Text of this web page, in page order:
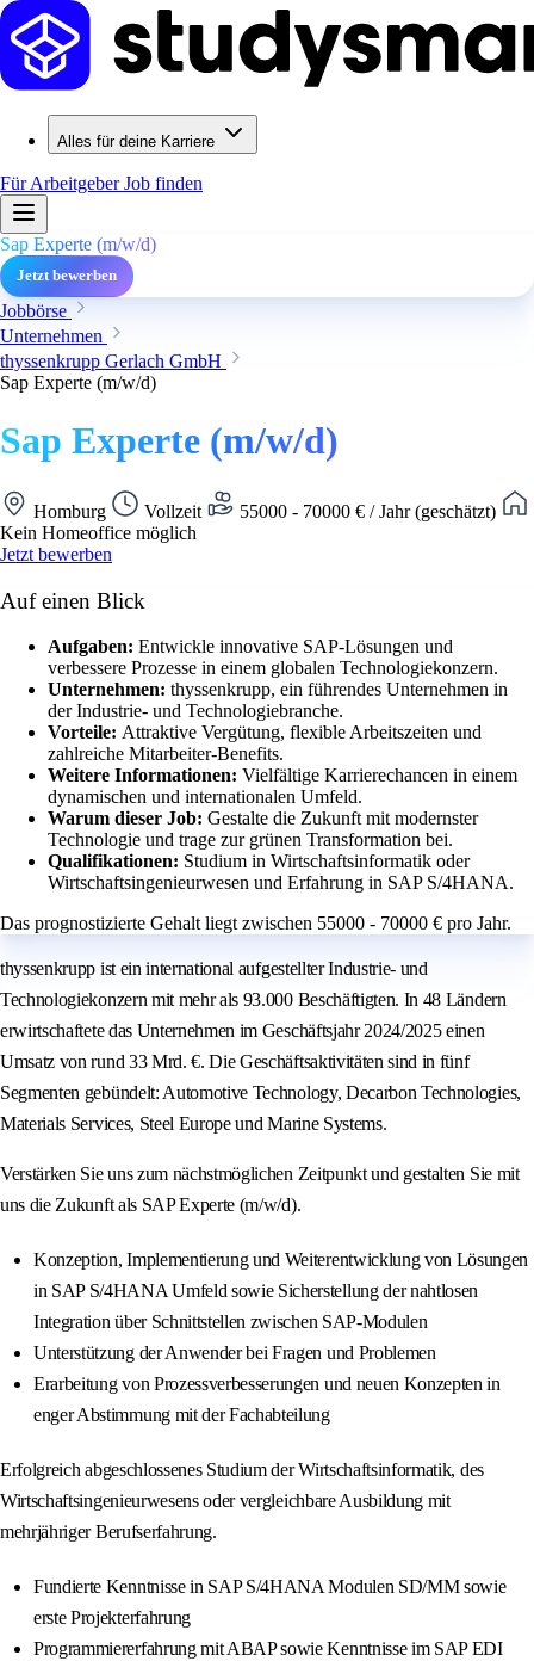
Alles für deine Karriere
Für ArbeitgeberJob finden
Sap Experte (m/w/d)
Jetzt bewerben
Jobbörse
Unternehmen
thyssenkrupp Gerlach GmbH
Sap Experte (m/w/d)
Sap Experte (m/w/d)
Homburg Vollzeit
55000 - 70000 € / Jahr (geschätzt)
Kein Homeoffice möglich
Jetzt bewerben
Auf einen Blick
Aufgaben: Entwickle innovative SAP-Lösungen und
verbessere Prozesse in einem globalen Technologiekonzern.
Unternehmen: thyssenkrupp, ein führendes Unternehmen in
der Industrie- und Technologiebranche.
Vorteile: Attraktive Vergütung, flexible Arbeitszeiten und
zahlreiche Mitarbeiter-Benefits.
Weitere Informationen: Vielfältige Karrierechancen in einem
dynamischen und internationalen Umfeld.
Warum dieser Job: Gestalte die Zukunft mit modernster
Technologie und trage zur grünen Transformation bei.
Qualifikationen: Studium in Wirtschaftsinformatik oder
Wirtschaftsingenieurwesen und Erfahrung in SAP S/4HANA.
Das prognostizierte Gehalt liegt zwischen 55000 - 70000 € pro Jahr.
thyssenkrupp ist ein international aufgestellter Industrie- und
Technologiekonzern mit mehr als 93.000 Beschäftigten. In 48 Ländern
erwirtschaftete das Unternehmen im Geschäftsjahr 2024/2025 einen
Umsatz von rund 33 Mrd. €. Die Geschäftsaktivitäten sind in fünf
Segmenten gebündelt: Automotive Technology, Decarbon Technologies,
Materials Services, Steel Europe und Marine Systems.
Verstärken Sie uns zum nächstmöglichen Zeitpunkt und gestalten Sie mit
uns die Zukunft als SAP Experte (m/w/d).
Konzeption, Implementierung und Weiterentwicklung von Lösungen
in SAP S/4HANA Umfeld sowie Sicherstellung der nahtlosen
Integration über Schnittstellen zwischen SAP-Modulen
Unterstützung der Anwender bei Fragen und Problemen
Erarbeitung von Prozessverbesserungen und neuen Konzepten in
enger Abstimmung mit der Fachabteilung
Erfolgreich abgeschlossenes Studium der Wirtschaftsinformatik, des
Wirtschaftsingenieurwesens oder vergleichbare Ausbildung mit
mehrjähriger Berufserfahrung.
Fundierte Kenntnisse in SAP S/4HANA Modulen SD/MM sowie
erste Projekterfahrung
Programmiererfahrung mit ABAP sowie Kenntnisse im SAP EDI